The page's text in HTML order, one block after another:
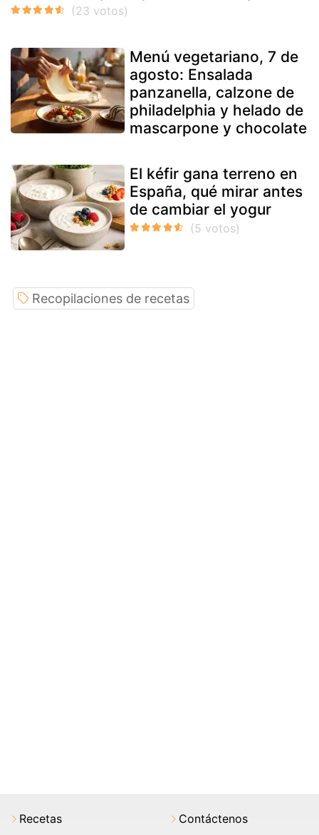
Menú vegetariano, 7 de
agosto: Ensalada
panzanella, calzone de
philadelphia y helado de
mascarpone y chocolate
El kéfir gana terreno en
España, qué mirar antes
de cambiar el yogur
Recopilaciones de recetas
Recetas Contáctenos